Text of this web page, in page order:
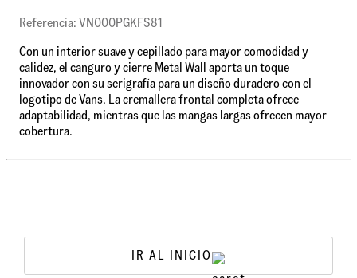
Referencia: VN000PGKFS81
Con un interior suave y cepillado para mayor comodidad y
calidez, el canguro y cierre Metal Wall aporta un toque
innovador con su serigrafía para un diseño duradero con el
logotipo de Vans. La cremallera frontal completa ofrece
adaptabilidad, mientras que las mangas largas ofrecen mayor
cobertura.
IR AL INICIO